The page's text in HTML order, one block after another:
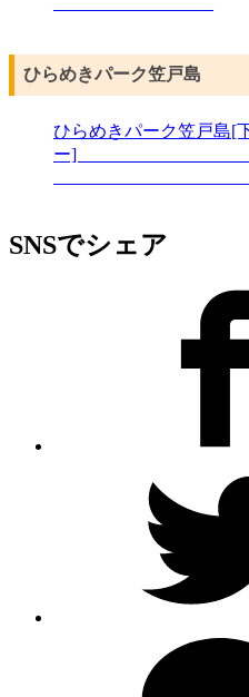
ひらめきパーク笠戸島
ひらめきパーク笠戸島[
SNSでシェア